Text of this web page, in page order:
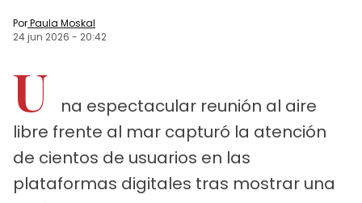
PorPaula Moskal
24 jun 2026 - 20:42
U
na espectacular reunión al aire
libre frente al mar capturó la atención
de cientos de usuarios en las
plataformas digitales tras mostrar una